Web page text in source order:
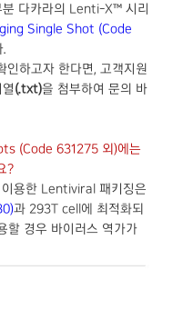
다카라의 Lenti-X™ 시리
Single Shot (Code
.
하고자 한다면, 고객지원
(.txt)을 첨부하여 문의 바
(Code 631275 외)에는
?
용한 Lentiviral 패키징은
과 293T cell에 최적화되
할 경우 바이러스 역가가